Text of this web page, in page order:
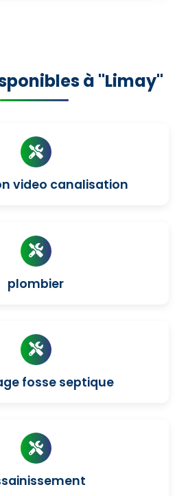
à "Limay"
video canalisation
plombier
fosse septique